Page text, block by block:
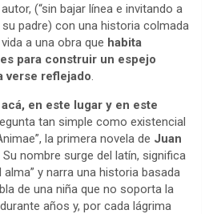
(“sin bajar línea e invitando a
padre) con una historia colmada
a una obra que habita
para construir un espejo
verse reflejado
en este lugar y en este
tan simple como existencial
la primera novela de Juan
. Su nombre surge del latín, significa
y narra una historia basada
de una niña que no soporta la
años y, por cada lágrima